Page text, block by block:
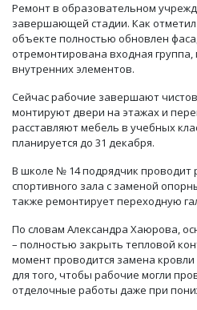
Ремонт в образовательном
завершающей стадии. Как
объекте полностью обновлен
отремонтирована входная
внутренних элементов.
Сейчас рабочие завершают
монтируют двери на этажах и
расставляют мебель в учебных
планируется до 31 декабря.
В школе № 14 подрядчик проводит
спортивного зала с заменой
также ремонтирует переходную
По словам Александра Хаюрова,
– полностью закрыть тепловой
момент проводится замена
для того, чтобы рабочие могли
отделочные работы даже при